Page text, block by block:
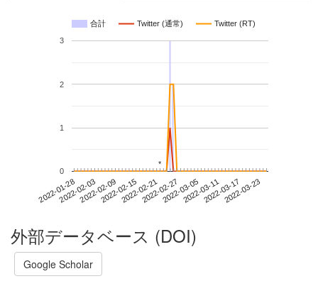
合計 Twitter (通常) Twitter (RT)
2022-01-282022-02-032022-02-092022-02-152022-02-212022-02-272022-03-052022-03-112022-03-172022-03-23
0
1
2
3
**
外部データベース (DOI)
Google Scholar